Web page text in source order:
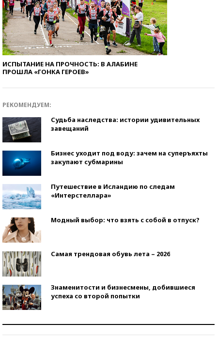
ИСПЫТАНИЕ НА ПРОЧНОСТЬ: В АЛАБИНЕ
ПРОШЛА «ГОНКА ГЕРОЕВ»
РЕКОМЕНДУЕМ:
Судьба наследства: истории удивительных
завещаний
Бизнес уходит под воду: зачем на суперъяхты
закупают субмарины
Путешествие в Исландию по следам
«Интерстеллара»
Модный выбор: что взять с собой в отпуск?
Самая трендовая обувь лета – 2026
Знаменитости и бизнесмены, добившиеся
успеха со второй попытки